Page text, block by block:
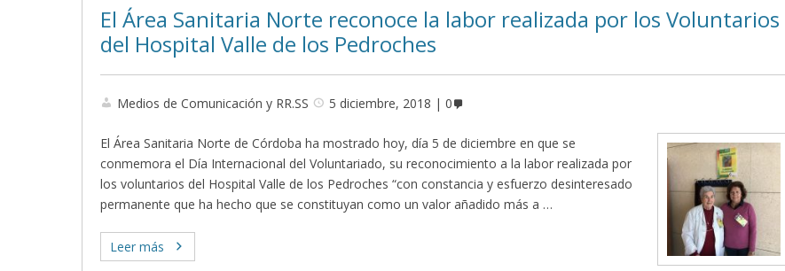
El Área Sanitaria Norte reconoce la labor realizada por los Voluntarios
del Hospital Valle de los Pedroches
Medios de Comunicación y RR.SS 5 diciembre, 2018 0
El Área Sanitaria Norte de Córdoba ha mostrado hoy, día 5 de diciembre en que se
conmemora el Día Internacional del Voluntariado, su reconocimiento a la labor realizada por
los voluntarios del Hospital Valle de los Pedroches “con constancia y esfuerzo desinteresado
permanente que ha hecho que se constituyan como un valor añadido más a …
Leer más